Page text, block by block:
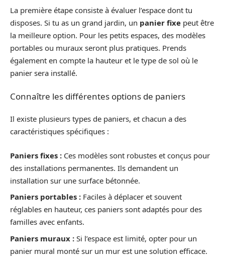
La première étape consiste à évaluer l’espace dont tu
disposes. Si tu as un grand jardin, un panier fixe peut être
la meilleure option. Pour les petits espaces, des modèles
portables ou muraux seront plus pratiques. Prends
également en compte la hauteur et le type de sol où le
panier sera installé.
Connaître les différentes options de paniers
Il existe plusieurs types de paniers, et chacun a des
caractéristiques spécifiques :
Paniers fixes : Ces modèles sont robustes et conçus pour
des installations permanentes. Ils demandent un
installation sur une surface bétonnée.
Paniers portables : Faciles à déplacer et souvent
réglables en hauteur, ces paniers sont adaptés pour des
familles avec enfants.
Paniers muraux : Si l’espace est limité, opter pour un
panier mural monté sur un mur est une solution efficace.